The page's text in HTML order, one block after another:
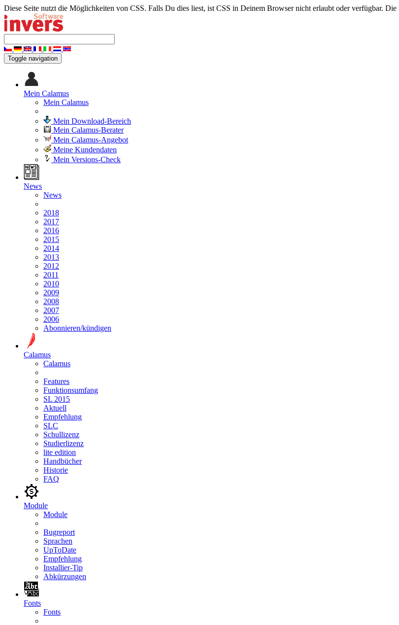
Diese Seite nutzt die Möglichkeiten von CSS. Falls Du dies liest, ist CSS in Deinem Browser nicht erlaubt oder verfügbar.
Toggle navigation
Mein Calamus
Mein Calamus
Mein Download-Bereich
Mein Calamus-Berater
Mein Calamus-Angebot
Meine Kundendaten
Mein Versions-Check
News
News
2018
2017
2016
2015
2014
2013
2012
2011
2010
2009
2008
2007
2006
Abonnieren/kündigen
Calamus
Calamus
Features
Funktionsumfang
SL 2015
Aktuell
Empfehlung
SLC
Schullizenz
Studierlizenz
lite edition
Handbücher
Historie
FAQ
Module
Module
Bugreport
Sprachen
UpToDate
Empfehlung
Installier-Tip
Abkürzungen
Fonts
Fonts